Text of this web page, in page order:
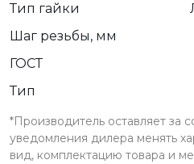
Тип гайки
Шаг резьбы, мм
ГОСТ
Тип
*Производитель оставляет за
уведомления дилера менять
вид, комплектацию товара и